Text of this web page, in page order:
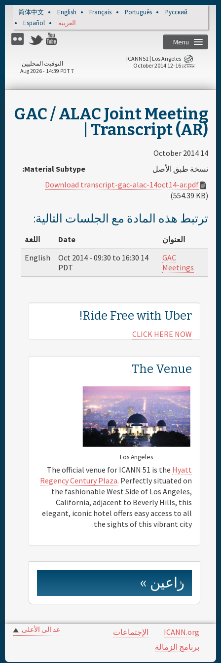
Skip to main content
简体中文 English Français Português
Русский
Español
العربية
Menu
مسجل
المواد ووسائل الإعلام
الجدول اليومي
الراعي
ICANN51 | Los Angeles
12-16 October 2014
التوقيت المحليين
7 Aug 2026 - 14:39 PDT
GAC / ALAC Joint Meeting
| Transcript (AR)
14 October 2014
Material Subtype:
نسخة طبق الأصل
Download transcript-gac-alac-14oct14-ar.pdf
(554.39 KB)
ترتبط هذه المادة مع الجلسات التالية:
العنوان Date
اللغة
GAC
Meetings
14 Oct 2014 -
09:30 to 16:30
PDT
English
Ride Free with Uber!
CLICK HERE NOW
The Venue
Los Angeles
The official venue for ICANN 51 is the Hyatt
Regency Century Plaza. Perfectly situated on
the fashionable West Side of Los Angeles,
California, adjacent to Beverly Hills, this
elegant, iconic hotel offers easy access to all
the sights of this vibrant city.
راعين »
عد الى الأعلى ICANN.org
الإجتماعات
برنامج الزمالة